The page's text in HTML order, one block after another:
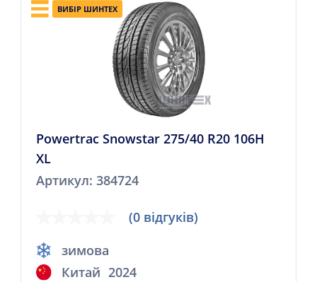
ВИБІР ШИНТЕХ
Powertrac Snowstar 275/40 R20 106H
XL
Артикул: 384724
(0 відгуків)
зимова
Китай 2024